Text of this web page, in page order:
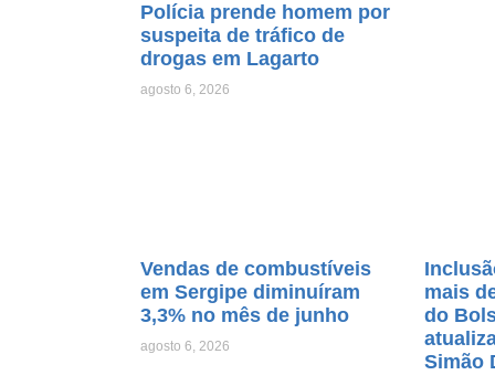
Polícia prende homem por
suspeita de tráfico de
drogas em Lagarto
agosto 6, 2026
Vendas de combustíveis
em Sergipe diminuíram
3,3% no mês de junho
agosto 6, 2026
mais
do
Simão